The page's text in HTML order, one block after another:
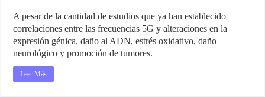
A pesar de la cantidad de estudios que ya han establecido
correlaciones entre las frecuencias 5G y alteraciones en la
expresión génica, daño al ADN, estrés oxidativo, daño
neurológico y promoción de tumores.
Leer Más